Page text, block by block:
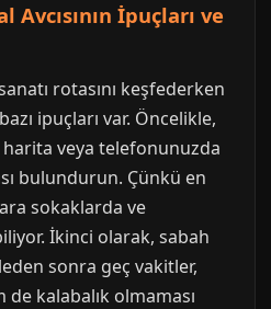
İpuçları ve
rotasını keşfederken
ipuçları var. Öncelikle,
harita veya telefonunuzda
bulundurun. Çünkü en
sokaklarda ve
İkinci olarak, sabah
sonra geç vakitler,
de kalabalık olmaması